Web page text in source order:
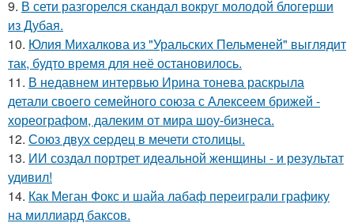
9. В сети разгорелся скандал вокруг молодой блогерши
из Дубая.
10. Юлия Михалкова из "Уральских Пельменей" выглядит
так, будто время для неё остановилось.
11. В недавнем интервью Ирина тонева раскрыла
детали своего семейного союза с Алексеем брижей -
хореографом, далеким от мира шоу-бизнеса.
12. Сoюз двух cеpдец в мечети cтoлицы.
13. ИИ создал портрет идеальной женщины - и результат
удивил!
14. Как Меган Фокс и шайа лабаф переиграли графику
на миллиард баксов.